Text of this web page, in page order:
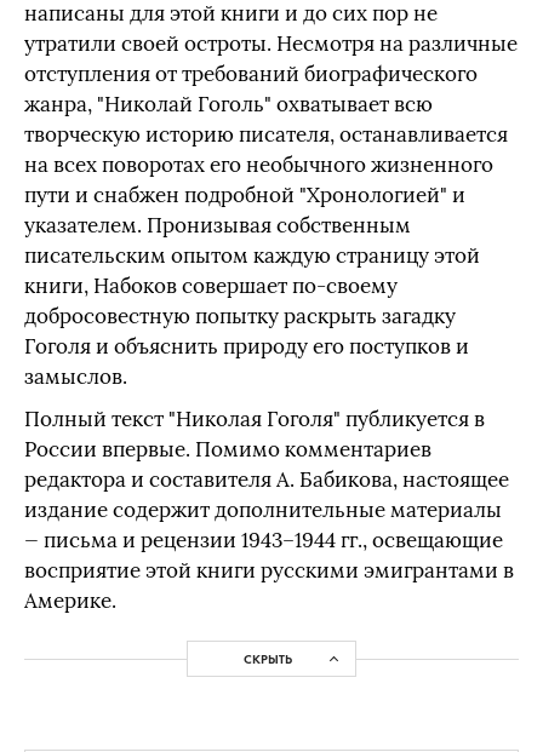
написаны для этой книги и до сих пор не
утратили своей остроты. Несмотря на различные
отступления от требований биографического
жанра, "Николай Гоголь" охватывает всю
творческую историю писателя, останавливается
на всех поворотах его необычного жизненного
пути и снабжен подробной "Хронологией" и
указателем. Пронизывая собственным
писательским опытом каждую страницу этой
книги, Набоков совершает по‑своему
добросовестную попытку раскрыть загадку
Гоголя и объяснить природу его поступков и
замыслов.
Полный текст "Николая Гоголя" публикуется в
России впервые. Помимо комментариев
редактора и составителя А. Бабикова, настоящее
издание содержит дополнительные материалы
— письма и рецензии 1943–1944 гг., освещающие
восприятие этой книги русскими эмигрантами в
Америке.
СКРЫТЬ